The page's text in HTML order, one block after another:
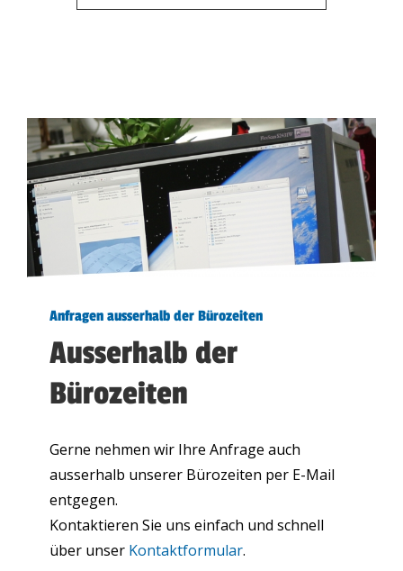
Anfragen ausserhalb der Bürozeiten
Ausserhalb der
Bürozeiten
Gerne nehmen wir Ihre Anfrage auch
ausserhalb unserer Bürozeiten per E-Mail
entgegen.
Kontaktieren Sie uns einfach und schnell
über unser Kontaktformular.